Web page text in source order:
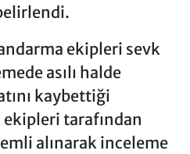
ekipleri sevk
asılı halde
kaybettiği
tarafından
alınarak inceleme